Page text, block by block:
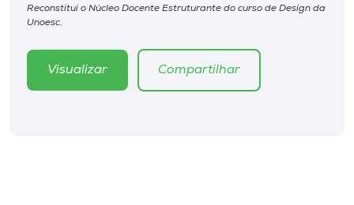
Editora
Rádio
Reconstitui o Núcleo Docente Estruturante do curso de Design da
Unoesc.
Visualizar Compartilhar